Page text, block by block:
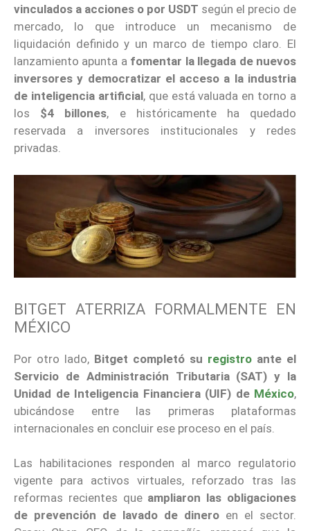
vinculados a acciones o por USDT según el precio de
mercado, lo que introduce un mecanismo de
liquidación definido y un marco de tiempo claro. El
lanzamiento apunta a fomentar la llegada de nuevos
inversores y democratizar el acceso a la industria
de inteligencia artificial, que está valuada en torno a
los $4 billones, e históricamente ha quedado
reservada a inversores institucionales y redes
privadas.
BITGET ATERRIZA FORMALMENTE EN
MÉXICO
Por otro lado, Bitget completó su registro ante el
Servicio de Administración Tributaria (SAT) y la
Unidad de Inteligencia Financiera (UIF) de México,
ubicándose entre las primeras plataformas
internacionales en concluir ese proceso en el país.
Las habilitaciones responden al marco regulatorio
vigente para activos virtuales, reforzado tras las
reformas recientes que ampliaron las obligaciones
de prevención de lavado de dinero en el sector.